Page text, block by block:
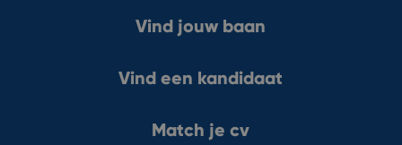
Vind jouw baan
Vind een kandidaat
Match je cv